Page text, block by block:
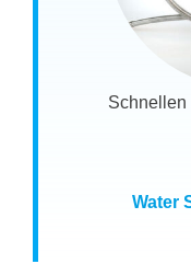
Schnellen
Water